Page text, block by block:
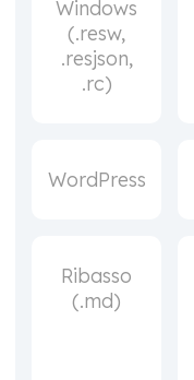
Windows
(.resw,
.resjson,
.rc)
WordPress
Ribasso
(.md)